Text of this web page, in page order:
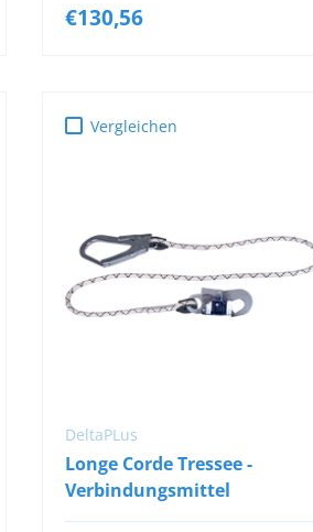
€130,56
Vergleichen
DeltaPLus
Longe Corde Tressee -
Verbindungsmittel